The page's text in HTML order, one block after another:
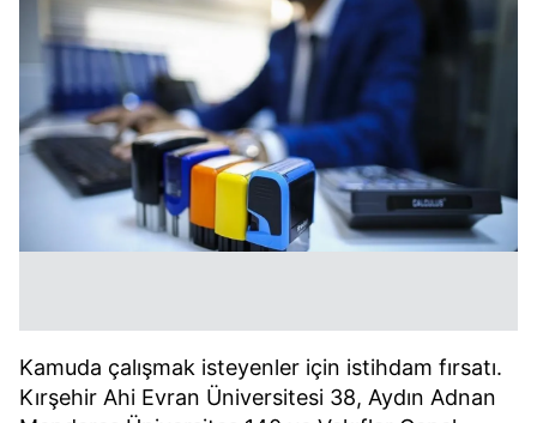
Kamuda çalışmak isteyenler için istihdam fırsatı.
Kırşehir Ahi Evran Üniversitesi 38, Aydın Adnan